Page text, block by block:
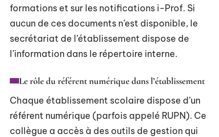
formations et sur les notifications i-Prof. Si
aucun de ces documents n’est disponible, le
secrétariat de l’établissement dispose de
l’information dans le répertoire interne.
Le rôle du référent numérique dans l’établissement
Chaque établissement scolaire dispose d’un
référent numérique (parfois appelé RUPN). Ce
collègue a accès à des outils de gestion qui